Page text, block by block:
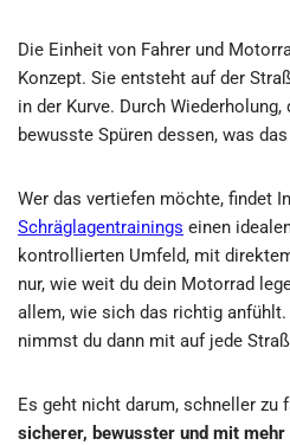
Die Einheit von Fahrer und
Konzept. Sie entsteht auf der
in der Kurve. Durch
bewusste Spüren dessen, was
Wer das vertiefen möchte, findet In
Schräglagentrainings einen
kontrollierten Umfeld, mit
nur, wie weit du dein Motorrad
allem, wie sich das richtig anfühlt.
nimmst du dann mit auf jede
Es geht nicht darum, schneller zu
sicherer, bewusster und mit mehr